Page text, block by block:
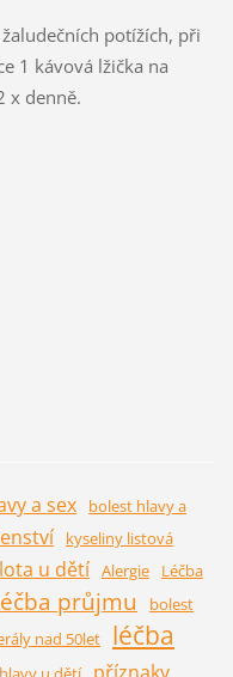
potížích, při
1 kávová lžička na
x denně.
a sex
bolest hlavy a
kyseliny listová
u dětí Alergie
Léčba
průjmu
bolest
nad 50let
léčba